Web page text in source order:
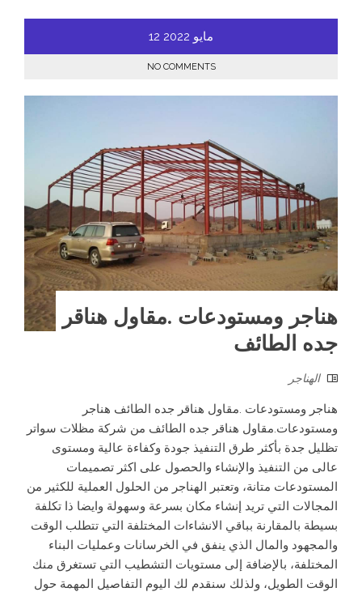
مايو 12 2022
NO COMMENTS
هناجر ومستودعات .مقاول هناقر
جده الطائف
الهناجر
هناجر ومستودعات .مقاول هناقر جده الطائف هناجر
ومستودعات.مقاول هناقر جده الطائف من شركة مظلات سواتر
تظليل جدة بأكثر طرق التنفيذ جودة وكفاءة عالية ومستوى
عالى من التنفيذ والإنشاء والحصول على اكثر تصميمات
المستودعات متانة، وتعتبر الهناجر من الحلول العملية للكثير من
المجالات التي تريد إنشاء مكان بسرعة وسهولة وايضا ذا تكلفة
بسيطة بالمقارنة بباقي الانشاءات المختلفة التي تتطلب الوقت
والمجهود والمال الذي ينفق في الخرسانات وعمليات البناء
المختلفة، بالإضافة إلى مستويات التشطيب التي تستغرق منك
الوقت الطويل، ولذلك سنقدم لك اليوم التفاصيل المهمة حول